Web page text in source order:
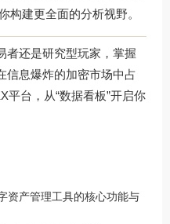
构建更全面的分析视野。
者还是研究型玩家，掌握
信息爆炸的加密市场中占
平台，从“数据看板”开启你
资产管理工具的核心功能与